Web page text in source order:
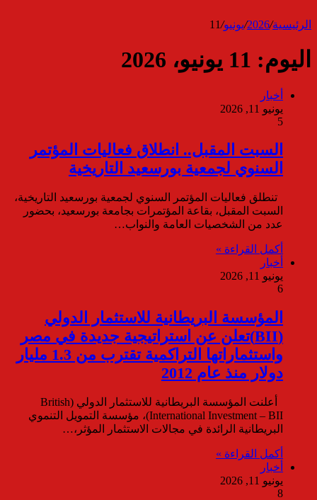
الرئيسية/
2026
/يونيو/
11
اليوم: 11 يونيو، 2026
أخبار
يونيو 11, 2026
5
السبت المقبل.. انطلاق فعاليات المؤتمر
السنوي لجمعية بورسعيد التاريخية
تنطلق فعاليات المؤتمر السنوي لجمعية بورسعيد التاريخية،
السبت المقبل، بقاعة المؤتمرات بجامعة بورسعيد، بحضور
عدد من الشخصيات العامة والنواب…
أكمل القراءة »
أخبار
يونيو 11, 2026
6
المؤسسة البريطانية للاستثمار الدولي
(BII)تعلن عن استراتيجية جديدة في مصر
واستثماراتها التراكمية تقترب من 1.3 مليار
دولار منذ عام 2012
أعلنت المؤسسة البريطانية للاستثمار الدولي (British
International Investment – BII)، مؤسسة التمويل التنموي
البريطانية الرائدة في مجالات الاستثمار المؤثر،…
أكمل القراءة »
أخبار
يونيو 11, 2026
8